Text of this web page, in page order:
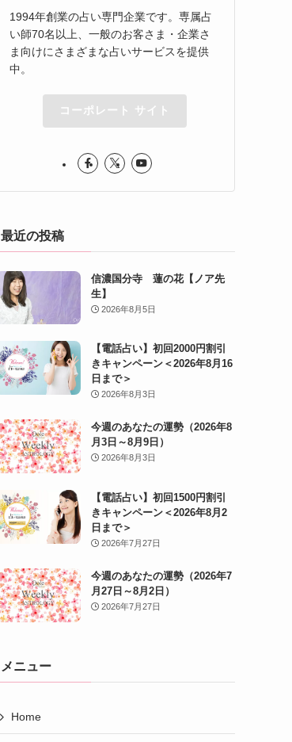
1994年創業の占い専門企業です。専属占
い師70名以上、一般のお客さま・企業さ
ま向けにさまざまな占いサービスを提供
中。
コーポレート サイト
最近の投稿
信濃国分寺 蓮の花【ノア先
生】
2026年8月5日
【電話占い】初回2000円割引
きキャンペーン＜2026年8月16
日まで＞
2026年8月3日
今週のあなたの運勢（2026年8
月3日～8月9日）
2026年8月3日
【電話占い】初回1500円割引
きキャンペーン＜2026年8月2
日まで＞
2026年7月27日
今週のあなたの運勢（2026年7
月27日～8月2日）
2026年7月27日
メニュー
Home